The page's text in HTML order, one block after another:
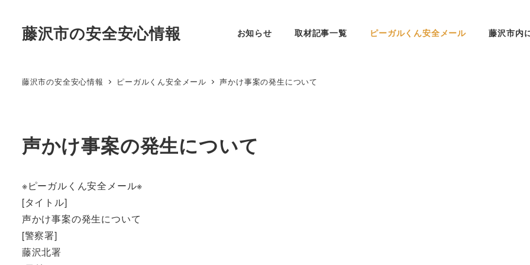
藤沢市の安全安心情報 お知らせ 取材記事一覧 ピーガルくん安全メール 藤沢市内
藤沢市の安全安心情報 ピーガルくん安全メール 声かけ事案の発生について
声かけ事案の発生について
※ピーガルくん安全メール※
[タイトル]
声かけ事案の発生について
[警察署]
藤沢北署